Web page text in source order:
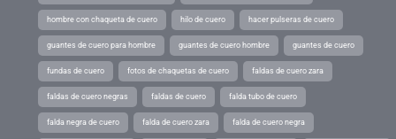
hombre con chaqueta de cuero hilo de cuero hacer pulseras de cuero
guantes de cuero para hombre guantes de cuero hombre guantes de cuero
fundas de cuero fotos de chaquetas de cuero faldas de cuero zara
faldas de cuero negras faldas de cuero falda tubo de cuero
falda negra de cuero falda de cuero zara falda de cuero negra